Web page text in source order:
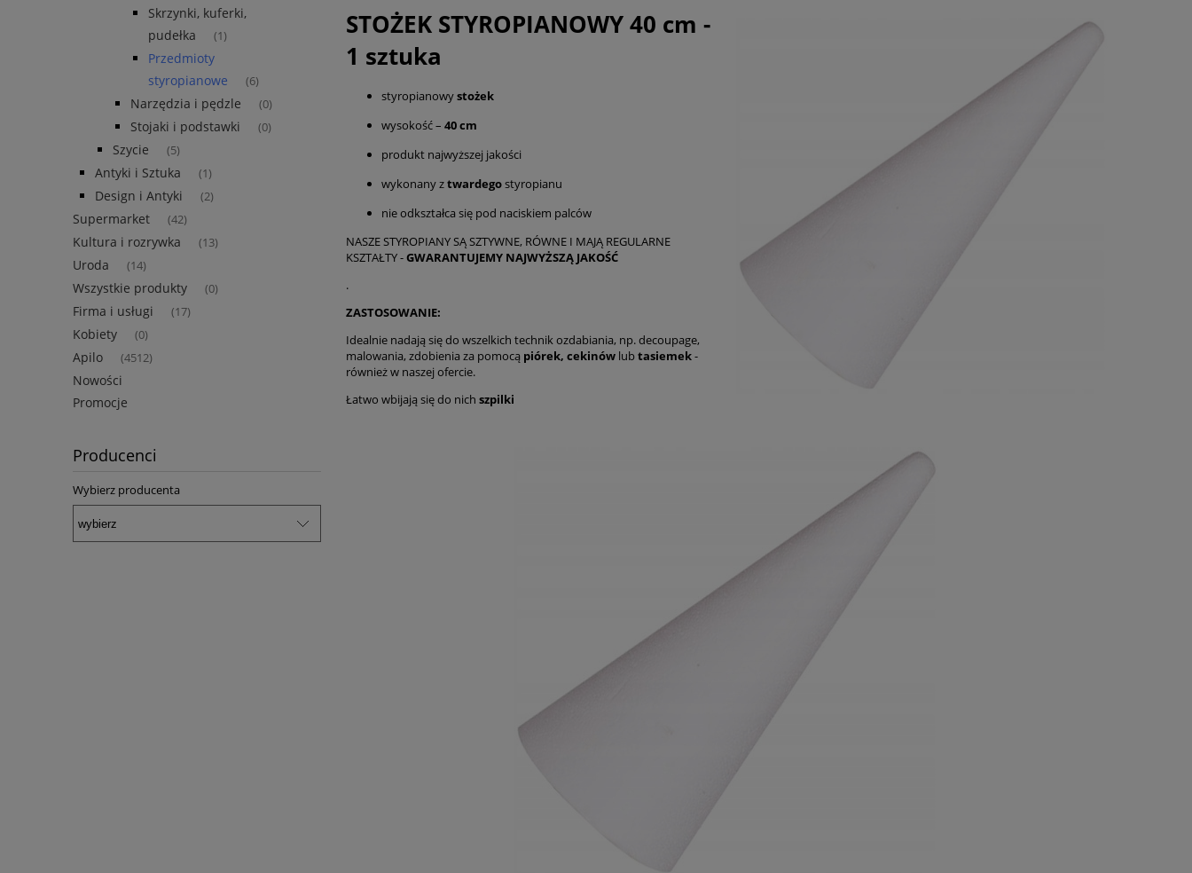
Skrzynki, kuferki,
pudełka
(1)
Przedmioty
styropianowe
(6)
Narzędzia i pędzle (0)
Stojaki i podstawki (0)
Szycie (5)
Antyki i Sztuka (1)
Design i Antyki (2)
Supermarket (42)
Kultura i rozrywka (13)
Uroda (14)
Wszystkie produkty (0)
Firma i usługi (17)
Kobiety (0)
Apilo (4512)
Nowości
Promocje
Producenci
Wybierz producenta
STOŻEK STYROPIANOWY 40 cm -
1 sztuka
styropianowystożek
wysokość – 40 cm
produkt najwyższej jakości
wykonany ztwardegostyropianu
nie odkształca się pod naciskiem palców
NASZE STYROPIANY SĄ SZTYWNE, RÓWNE I MAJĄ REGULARNE
KSZTAŁTY -GWARANTUJEMY NAJWYŻSZĄ JAKOŚĆ
.
ZASTOSOWANIE:
Idealnie nadają się do wszelkich technik ozdabiania, np. decoupage,
malowania, zdobienia za pomocą piórek, cekinów lubtasiemek-
również w naszej ofercie.
Łatwo wbijają się do nich szpilki